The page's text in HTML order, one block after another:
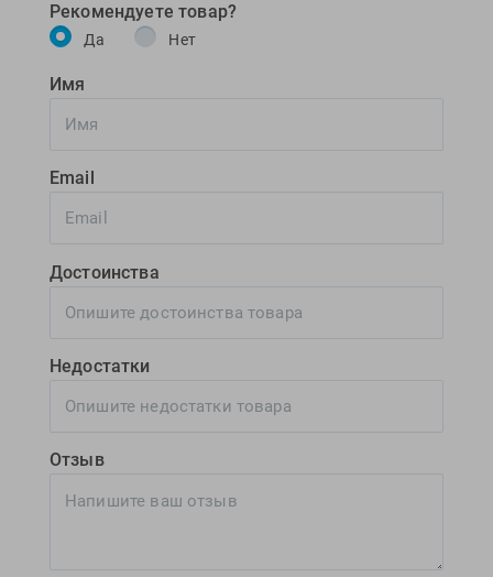
Рекомендуете товар?
Да Нет
Имя
Email
Достоинства
Недостатки
Отзыв